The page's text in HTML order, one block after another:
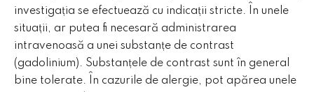
investigația se efectuează cu indicații stricte. În unele
situații, ar putea fi necesară administrarea
intravenoasă a unei substanțe de contrast
(gadolinium). Substanțele de contrast sunt în general
bine tolerate. În cazurile de alergie, pot apărea unele